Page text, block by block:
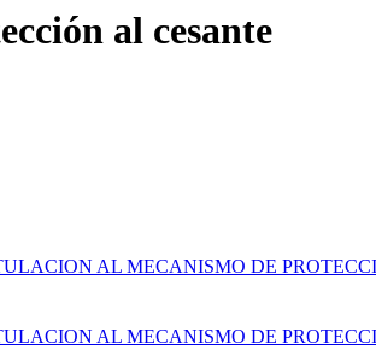
al cesante
AL MECANISMO DE
AL MECANISMO DE